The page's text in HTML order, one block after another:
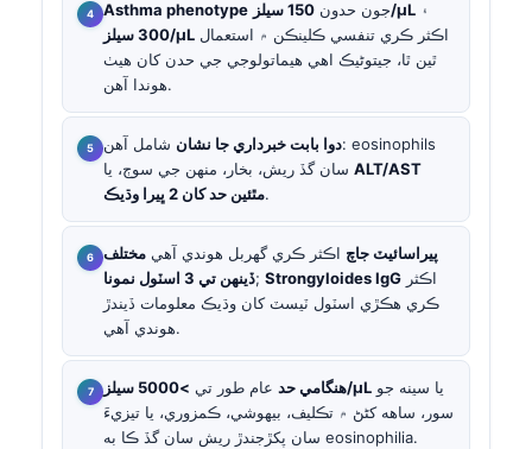
Asthma phenotype جون حدون150 سيلز/µL ۽
300 سيلز/µL
ٿين ٿا، جيتوڻيڪ اهي هيماتولوجي جي حدن کان هيٺ
هوندا آهن.
دوا بابت خبرداري جا نشان شامل آهن: eosinophils
ALT/AST
مٿئين حد کان 2 ڀيرا وڌيڪ.
پيراسائيٽ جاچ اڪثر ڪري گهربل هوندي آهي مختلف
ڏينهن تي 3 اسٽول نمونا; Strongyloides IgG
ڪري هڪڙي اسٽول ٽيسٽ کان وڌيڪ معلومات ڏيندڙ
هوندي آهي.
هنگامي حد عام طور تي >5000 سيلز/µL
سور، ساهه کڻڻ ۾ تڪليف، بيهوشي، ڪمزوري، يا تيزيءَ
سان پکڙجندڙ ريش سان گڏ ڪا به eosinophilia.